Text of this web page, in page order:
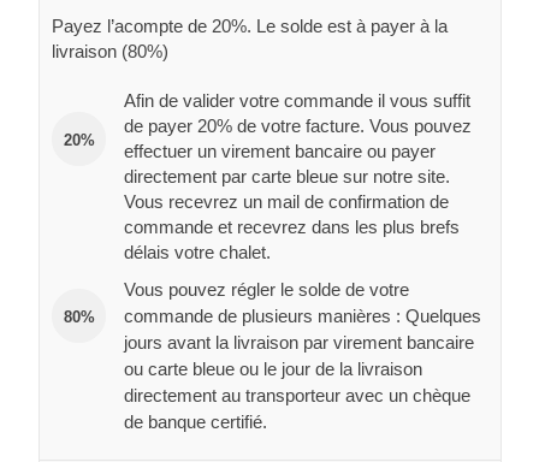
Payez l’acompte de 20%. Le solde est à payer à la
livraison (80%)
20%
Afin de valider votre commande il vous suffit
de payer 20% de votre facture. Vous pouvez
effectuer un virement bancaire ou payer
directement par carte bleue sur notre site.
Vous recevrez un mail de confirmation de
commande et recevrez dans les plus brefs
délais votre chalet.
80%
Vous pouvez régler le solde de votre
commande de plusieurs manières : Quelques
jours avant la livraison par virement bancaire
ou carte bleue ou le jour de la livraison
directement au transporteur avec un chèque
de banque certifié.